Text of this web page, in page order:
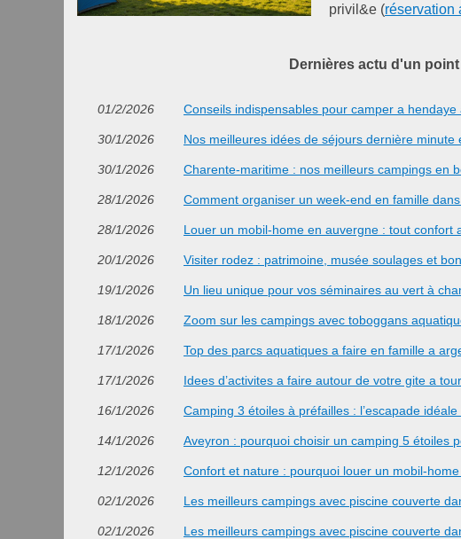
privil&e (réservation
Dernières actu d'un
01/2/2026 Conseils indispensables pour camper a hendaye
30/1/2026 Nos meilleures idées de séjours dernière minute
30/1/2026 Charente-maritime : nos meilleurs campings en
28/1/2026 Comment organiser un week-end en famille
28/1/2026 Louer un mobil-home en auvergne : tout confort
20/1/2026 Visiter rodez : patrimoine, musée soulages et
19/1/2026 Un lieu unique pour vos séminaires au vert à
18/1/2026 Zoom sur les campings avec toboggans
17/1/2026 Top des parcs aquatiques a faire en famille a
17/1/2026 Idees d’activites a faire autour de votre gite a
16/1/2026 Camping 3 étoiles à préfailles : l’escapade
14/1/2026 Aveyron : pourquoi choisir un camping 5 étoiles
12/1/2026 Confort et nature : pourquoi louer un mobil-
02/1/2026 Les meilleurs campings avec piscine couverte
02/1/2026 Les meilleurs campings avec piscine couverte